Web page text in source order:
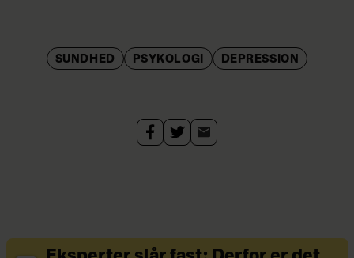
SUNDHED PSYKOLOGI DEPRESSION